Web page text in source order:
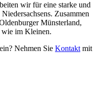
wir für eine starke und
Zusammen
Münsterland,
wie im Kleinen.
Nehmen Sie Kontakt mit